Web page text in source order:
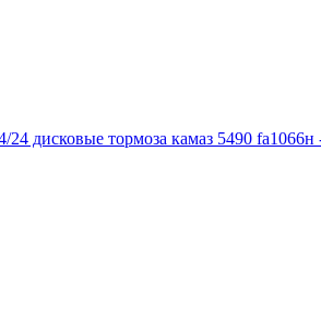
дисковые тормоза камаз 5490 fa1066н